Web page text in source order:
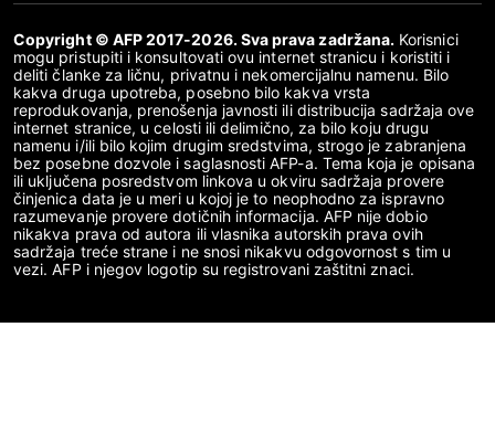
Copyright © AFP 2017-2026. Sva prava zadržana. Korisnici
mogu pristupiti i konsultovati ovu internet stranicu i koristiti i
deliti članke za ličnu, privatnu i nekomercijalnu namenu. Bilo
kakva druga upotreba, posebno bilo kakva vrsta
reprodukovanja, prenošenja javnosti ili distribucija sadržaja ove
internet stranice, u celosti ili delimično, za bilo koju drugu
namenu i/ili bilo kojim drugim sredstvima, strogo je zabranjena
bez posebne dozvole i saglasnosti AFP-a. Tema koja je opisana
ili uključena posredstvom linkova u okviru sadržaja provere
činjenica data je u meri u kojoj je to neophodno za ispravno
razumevanje provere dotičnih informacija. AFP nije dobio
nikakva prava od autora ili vlasnika autorskih prava ovih
sadržaja treće strane i ne snosi nikakvu odgovornost s tim u
vezi. AFP i njegov logotip su registrovani zaštitni znaci.